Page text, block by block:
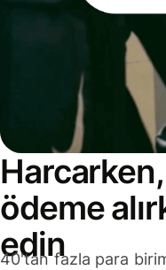
ödeme
edin
40'tan fazla para